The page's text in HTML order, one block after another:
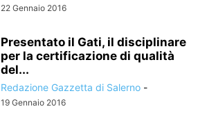
22 Gennaio 2016
Presentato il Gati, il disciplinare
per la certificazione di qualità
del...
Redazione Gazzetta di Salerno -
19 Gennaio 2016